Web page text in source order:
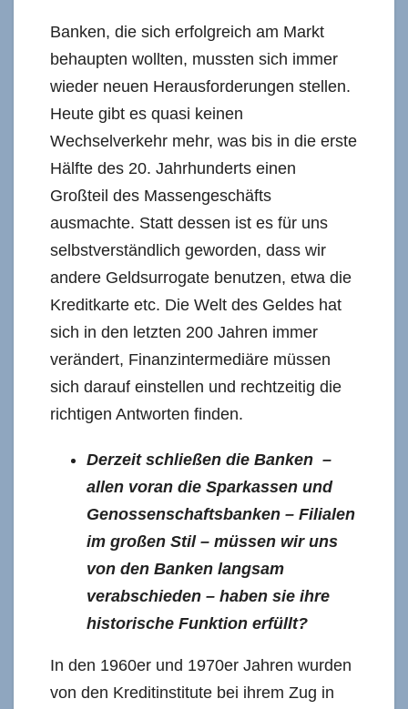
Banken, die sich erfolgreich am Markt
behaupten wollten, mussten sich immer
wieder neuen Herausforderungen stellen.
Heute gibt es quasi keinen
Wechselverkehr mehr, was bis in die erste
Hälfte des 20. Jahrhunderts einen
Großteil des Massengeschäfts
ausmachte. Statt dessen ist es für uns
selbstverständlich geworden, dass wir
andere Geldsurrogate benutzen, etwa die
Kreditkarte etc. Die Welt des Geldes hat
sich in den letzten 200 Jahren immer
verändert, Finanzintermediäre müssen
sich darauf einstellen und rechtzeitig die
richtigen Antworten finden.
Derzeit schließen die Banken –
allen voran die Sparkassen und
Genossenschaftsbanken – Filialen
im großen Stil – müssen wir uns
von den Banken langsam
verabschieden – haben sie ihre
historische Funktion erfüllt?
In den 1960er und 1970er Jahren wurden
von den Kreditinstitute bei ihrem Zug in